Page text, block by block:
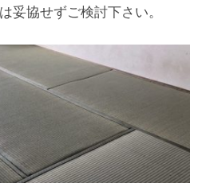
妥協せずご検討下さい。